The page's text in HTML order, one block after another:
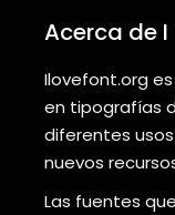
Acerca de I
Ilovefont.org
en tipografías
diferentes
nuevos
Las fuentes